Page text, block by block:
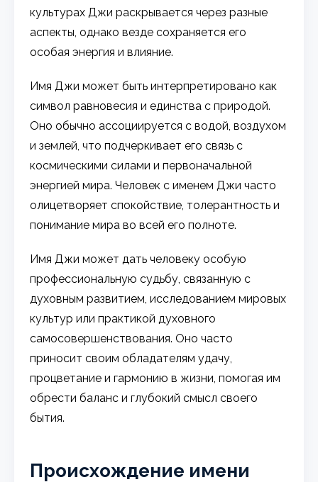
культурах Джи раскрывается через разные
аспекты, однако везде сохраняется его
особая энергия и влияние.
Имя Джи может быть интерпретировано как
символ равновесия и единства с природой.
Оно обычно ассоциируется с водой, воздухом
и землей, что подчеркивает его связь с
космическими силами и первоначальной
энергией мира. Человек с именем Джи часто
олицетворяет спокойствие, толерантность и
понимание мира во всей его полноте.
Имя Джи может дать человеку особую
профессиональную судьбу, связанную с
духовным развитием, исследованием мировых
культур или практикой духовного
самосовершенствования. Оно часто
приносит своим обладателям удачу,
процветание и гармонию в жизни, помогая им
обрести баланс и глубокий смысл своего
бытия.
Происхождение имени